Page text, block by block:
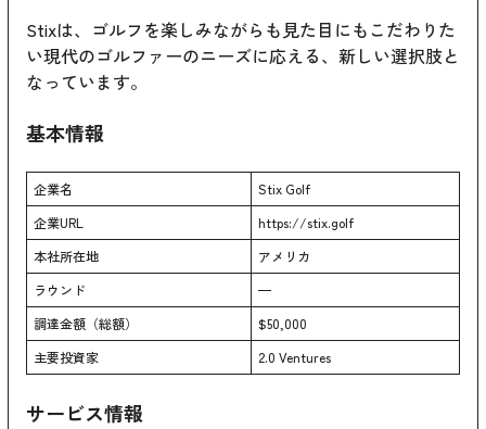
Stixは、ゴルフを楽しみながらも見た目にもこだわりた
い現代のゴルファーのニーズに応える、新しい選択肢と
なっています。
基本情報
企業名
Stix Golf
企業URL
https://stix.golf
本社所在地
アメリカ
ラウンド
—
調達金額（総額）
$50,000
主要投資家
2.0 Ventures
サービス情報